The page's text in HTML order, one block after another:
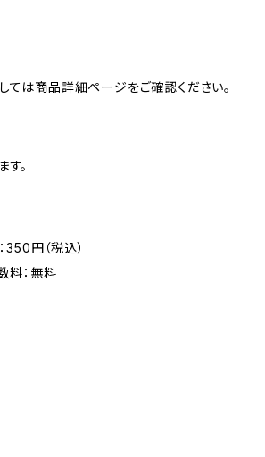
ては商品詳細ページをご確認ください。
。
円（税込）
料：無料